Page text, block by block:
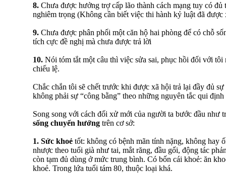
8. Chưa được hưởng trợ cấp lão thành cách mạng tuy có
nghiêm trọng (Không cần biết việc thi hành kỷ luật đã được
9. Chưa được phân phối một căn hộ hai phòng để có chỗ
tích cực đề nghị mà chưa được trả lời
10. Nói tóm tắt một câu thì việc sửa sai, phục hồi đối với
chiếu lệ.
Chắc chắn tôi sẽ chết trước khi được xã hội trả lại đầy đủ
không phải sự “công bằng” theo những nguyên tắc qui
Song song với cách đối xử mới của người ta bước đầu như
sống chuyển hướng trên cơ sở:
1. Sức khoẻ tốt: không có bệnh mãn tính nặng, không hay
nhược theo tuổi già như tai, mắt răng, đầu gối, động tác
còn tạm đủ dùng ở mức trung bình. Có bốn cái khoẻ: ăn
khoẻ. Trong lứa tuổi tám 80, thuộc loại khá.